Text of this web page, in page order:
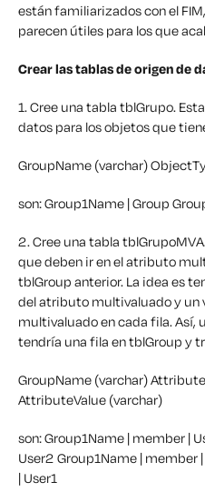
están familiarizados con el
parecen útiles para los que
Crear las tablas de origen de
1. Cree una tabla tblGrupo.
datos para los objetos que
GroupName (varchar)
son:Group1Name | Group
2. Cree una tabla
que deben ir en el atributo
tblGroup anterior. La idea es
del atributo multivaluado y un
multivaluado en cada fila. Así,
tendría una fila en tblGroup y
GroupName (varchar)
AttributeValue (varchar)
son:Group1Name | member |
User2 Group1Name | member
| User1